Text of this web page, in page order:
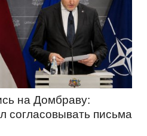
на Домбраву:
согласовывать письма